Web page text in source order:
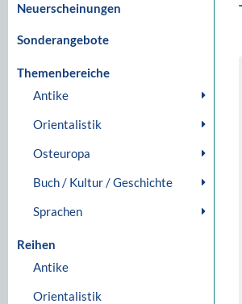
Neuerscheinungen
Sonderangebote
Themenbereiche
Antike
Orientalistik
Osteuropa
Buch / Kultur / Geschichte
Sprachen
Reihen
Antike
Orientalistik